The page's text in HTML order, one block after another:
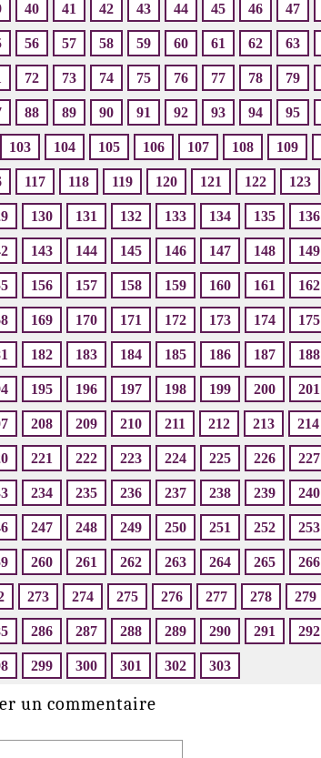
40 41 42 43 44 45 46 47
56 57 58 59 60 61 62 63
72 73 74 75 76 77 78 79
88 89 90 91 92 93 94 95
103 104 105 106 107 108 109
117 118 119 120 121 122 123
130 131 132 133 134 135 136
143 144 145 146 147 148 149
156 157 158 159 160 161 162
169 170 171 172 173 174 175
182 183 184 185 186 187 188
195 196 197 198 199 200 201
208 209 210 211 212 213 214
221 222 223 224 225 226 227
234 235 236 237 238 239 240
247 248 249 250 251 252 253
260 261 262 263 264 265 266
273 274 275 276 277 278 279
286 287 288 289 290 291 292
299 300 301 302 303
un commentaire